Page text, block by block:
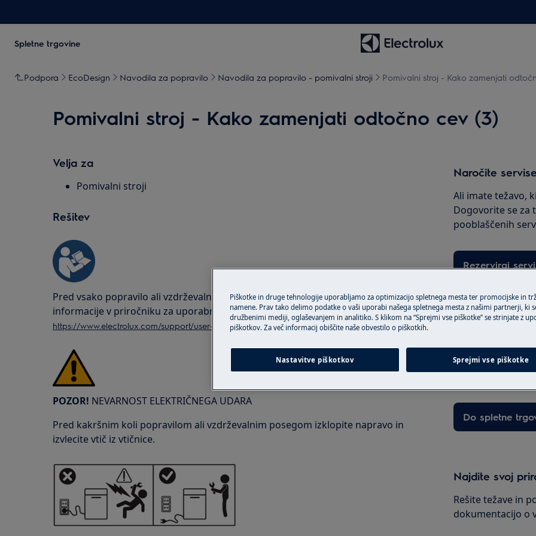
Spletne trgovine
Podpora EcoDesign Navodila za popravilo Navodila za popravilo - pomivalni stroji Pomivalni stroj - Kako zamenjati
Pomivalni stroj - Kako zamenjati odtočno cev (3)
Velja za
Pomivalni stroji
Rešitev
Pred vsako popravilo ali vzdrževalno operacijo se vedno sklicujte na varnostne
informacije v priročniku za uporabnika vašega izdelka.
https://www.electrolux.com/support/user-manuals/
POZOR! NEVARNOST ELEKTRIČNEGA UDARA
Pred kakršnim koli popravilom ali vzdrževalnim posegom izklopite napravo in
izvlecite vtič iz vtičnice.
Naročite
Ali imate težavo,
Dogovorite se za
pooblaščenih
Rezerviraj
Rezervni deli
Poiščite original
Prosimo vas, da
obrnite na naš
Do spletne
Najdite svoj
Rešite težave in
dokumentacijo o
Piškotke in druge tehnologije uporabljamo za optimizacijo spletnega mesta ter promocijske in
namene. Prav tako delimo podatke o vaši uporabi našega spletnega mesta z našimi partnerji, ki
družbenimi mediji, oglaševanjem in analitiko. S klikom na “Sprejmi vse piškotke” se strinjate z
piškotkov. Za več informacij obiščite naše obvestilo o piškotkih.
Nastavitve piškotkov Sprejmi vse piškotke